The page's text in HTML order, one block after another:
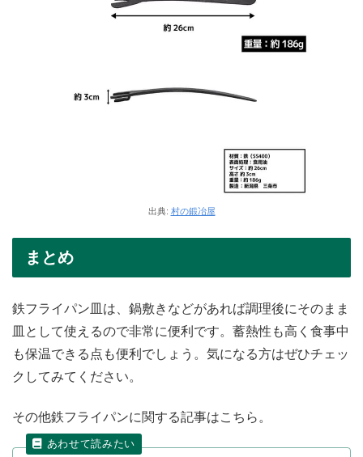
出典: 村の鍛冶屋
まとめ
鉄フライパン皿は、鍋敷きなどがあれば調理後にそのまま
皿として使えるので非常に便利です。蓄熱性も高く食事中
も保温できる点も便利でしょう。気になる方はぜひチェッ
クしてみてください。
その他鉄フライパンに関する記事はこちら。